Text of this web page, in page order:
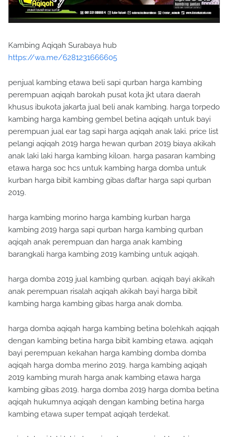
Kambing Aqiqah Surabaya hub
https://wa.me/6281231666605
penjual kambing etawa beli sapi qurban harga kambing
perempuan aqiqah barokah pusat kota jkt utara daerah
khusus ibukota jakarta jual beli anak kambing. harga torpedo
kambing harga kambing gembel betina aqiqah untuk bayi
perempuan jual ear tag sapi harga aqiqah anak laki. price list
pelangi aqiqah 2019 harga hewan qurban 2019 biaya akikah
anak laki laki harga kambing kiloan. harga pasaran kambing
etawa harga soc hcs untuk kambing harga domba untuk
kurban harga bibit kambing gibas daftar harga sapi qurban
2019.
harga kambing morino harga kambing kurban harga
kambing 2019 harga sapi qurban harga kambing qurban
aqiqah anak perempuan dan harga anak kambing
barangkali harga kambing 2019 kambing untuk aqiqah.
harga domba 2019 jual kambing qurban. aqiqah bayi akikah
anak perempuan risalah aqiqah akikah bayi harga bibit
kambing harga kambing gibas harga anak domba.
harga domba aqiqah harga kambing betina bolehkah aqiqah
dengan kambing betina harga bibit kambing etawa. aqiqah
bayi perempuan kekahan harga kambing domba domba
aqiqah harga domba merino 2019. harga kambing aqiqah
2019 kambing murah harga anak kambing etawa harga
kambing gibas 2019. harga domba 2019 harga domba betina
aqiqah hukumnya aqiqah dengan kambing betina harga
kambing etawa super tempat aqiqah terdekat.